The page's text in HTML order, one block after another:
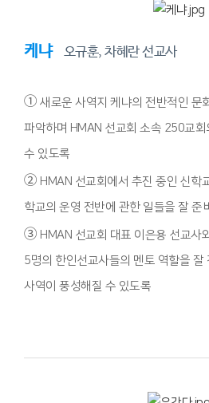
케냐 오규훈, 차혜란 선교사
① 새로운 사역지 케냐의 전반적인 문
파악하며 HMAN 선교회 소속 250교
수 있도록
② HMAN 선교회에서 추진 중인 신학
학교의 운영 전반에 관한 일들을 잘 준
③ HMAN 선교회 대표 이은용 선교사
5명의 한인선교사들의 멘토 역할을 잘
사역이 풍성해질 수 있도록